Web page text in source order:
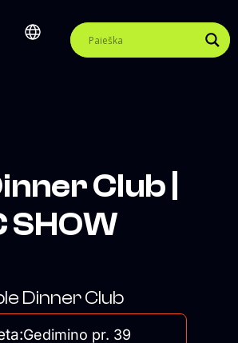
Club |
SHOW
Dinner Club
Gedimino pr. 39